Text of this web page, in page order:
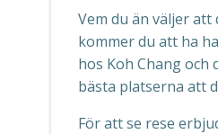
Vem du än väljer
kommer du att ha
hos Koh Chang
bästa platserna att
För att se rese